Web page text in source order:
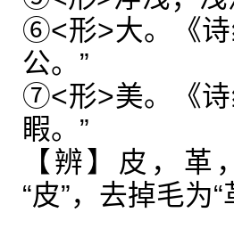
⑥<形>大。《诗
公。”
⑦<形>美。《诗
睱。”
【辨】皮，
“皮”，去掉毛为